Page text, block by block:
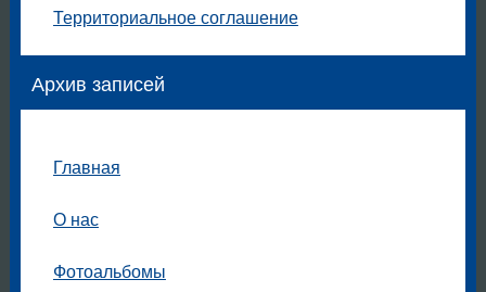
Территориальное соглашение
Архив записей
Главная
О нас
Фотоальбомы